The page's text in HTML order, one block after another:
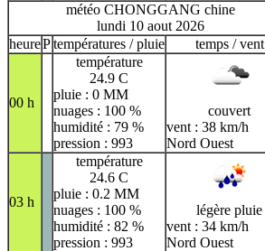
météo CHONGGANG chine
lundi 10 aout 2026
heurePtempératures / pluie temps / vent
00 h
température
24.9 C
pluie : 0 MM
nuages : 100 %
humidité : 79 %
pression : 993
couvert
vent : 38 km/h
Nord Ouest
03 h
température
24.6 C
pluie : 0.2 MM
nuages : 100 %
humidité : 82 %
pression : 993
légère pluie
vent : 34 km/h
Nord Ouest